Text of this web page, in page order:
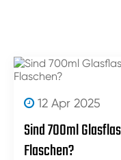
12 Apr 2025
Sind 700ml
Flaschen?